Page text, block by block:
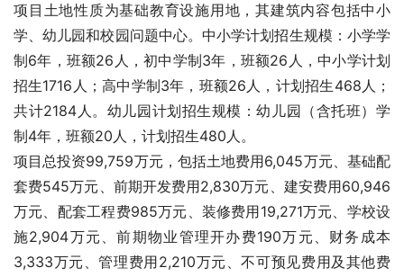
项目土地性质为基础教育设施用地，其建筑内容包括中小
学、幼儿园和校园问题中心。中小学计划招生规模：小学学
制6年，班额26人，初中学制3年，班额26人，中小学计划
招生1716人；高中学制3年，班额26人，计划招生468人；
共计2184人。幼儿园计划招生规模：幼儿园（含托班）学
制4年，班额20人，计划招生480人。
项目总投资99,759万元，包括土地费用6,045万元、基础配
套费545万元、前期开发费用2,830万元、建安费用60,946
万元、配套工程费985万元、装修费用19,271万元、学校设
施2,904万元、前期物业管理开办费190万元、财务成本
3,333万元、管理费用2,210万元、不可预见费用及其他费